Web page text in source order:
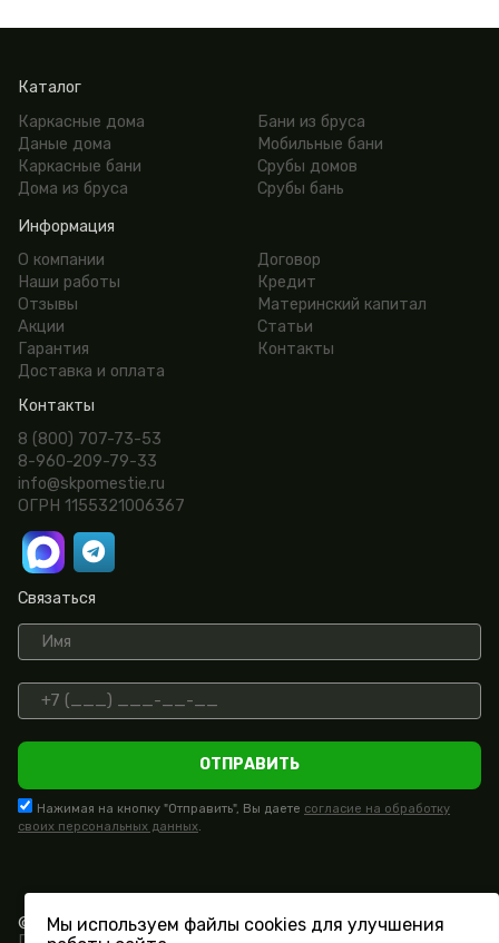
Каталог
Каркасные дома
Даные дома
Каркасные бани
Дома из бруса
Бани из бруса
Мобильные бани
Срубы домов
Срубы бань
Информация
О компании
Наши работы
Отзывы
Акции
Гарантия
Доставка и оплата
Договор
Кредит
Материнский капитал
Статьи
Контакты
Контакты
8 (800) 707-73-53
8-960-209-79-33
info@skpomestie.ru
ОГРН 1155321006367
Связаться
ОТПРАВИТЬ
Нажимая на кнопку "Отправить", Вы даете согласие на обработку
своих персональных данных.
© СК «Поместье» 2015 - 2026.
Мы используем файлы cookies для улучшения